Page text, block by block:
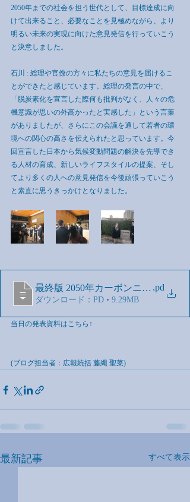
2050年までの社会を担う世代として、目標達成に向
けて出来ること、必要なことを見極めながら、より
明るい未来の実現に向けた意見発信を行っていこう
と決意しました。
石川 : 総理や官僚の方々に私たちの意見を届けるこ
とができたと感じています。総理の発言の中で、
「脱炭素化を宣言した際何も批判がなく、人々の危
機意識が思いの外高かったと実感した」という言葉
がありましたが、さらにこの会議を通して若者の環
境への関心の高さを伝えられたと思っています。今
回宣言した日本から気候変動問題の解決を先導でき
る人材の育成、新しいライフスタイルの提案、そし
てより多くの人への意見発信を今後頑張っていこう
と素直に思うきっかけとなりました。
最終版 2050年カーボンニュートラ
.pd
ダウンロード：PD • 9.29MB
当日の発表資料はこちら↑
(ブログ担当者：広報統括 藤縄 聖菜)
最新記事 すべて表示